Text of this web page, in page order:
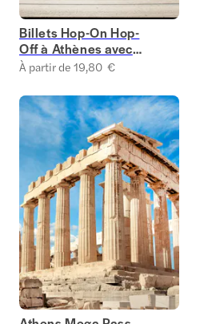
Billets Hop-On Hop-
Off à Athènes avec
Big Bus
À partir de 19,80 €